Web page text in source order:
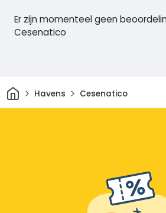
Er zijn momenteel geen
Cesenatico
ThuisHavens Cesenatico